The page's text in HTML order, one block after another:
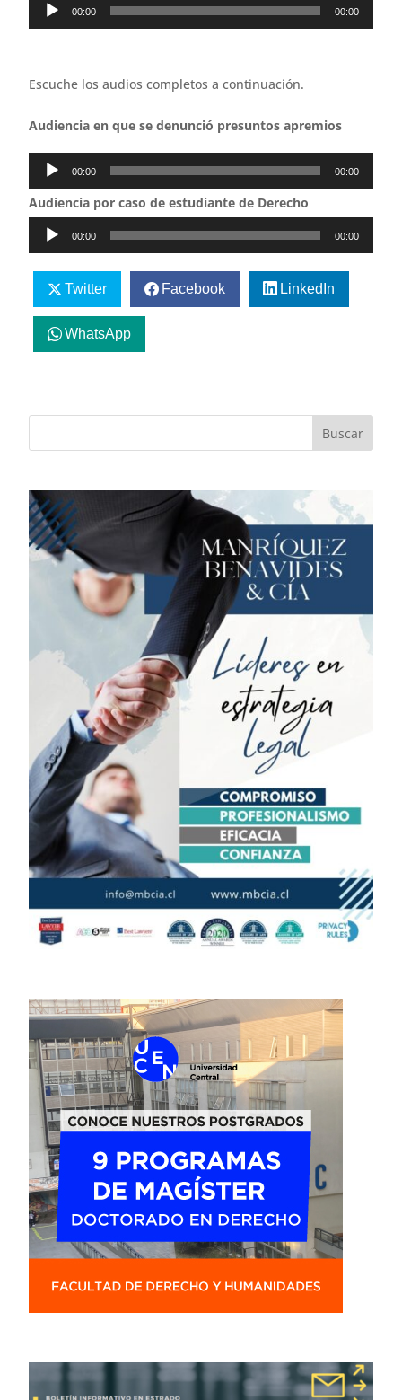
Reproductor
de
00:00 00:00
Escuche los audios completos a continuación.
Audiencia en que se denunció presuntos apremios
Reproductor
de
audio
00:00 00:00
Audiencia por caso de estudiante de Derecho
Reproductor
de
audio
00:00 00:00
Twitter Facebook LinkedIn
WhatsApp